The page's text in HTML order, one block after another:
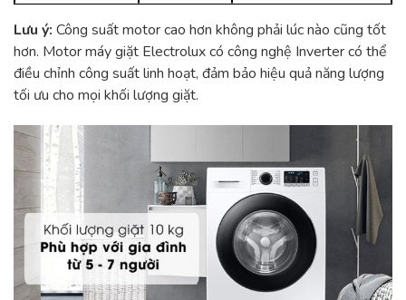
Lưu ý: Công suất motor cao hơn không phải lúc nào cũng tốt
hơn. Motor máy giặt Electrolux có công nghệ Inverter có thể
điều chỉnh công suất linh hoạt, đảm bảo hiệu quả năng lượng
tối ưu cho mọi khối lượng giặt.